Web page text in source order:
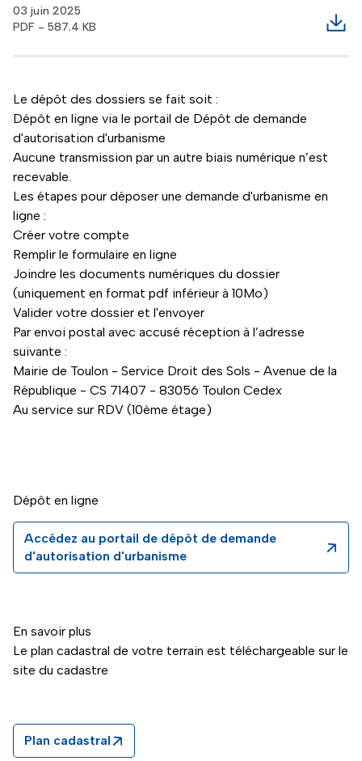
03 juin 2025
PDF - 587.4 KB
Le dépôt des dossiers se fait soit :
Dépôt en ligne via le portail de Dépôt de demande
d'autorisation d'urbanisme
Aucune transmission par un autre biais numérique n’est
recevable.
Les étapes pour déposer une demande d'urbanisme en
ligne :
Créer votre compte
Remplir le formulaire en ligne
Joindre les documents numériques du dossier
(uniquement en format pdf inférieur à 10Mo)
Valider votre dossier et l'envoyer
Par envoi postal avec accusé réception à l’adresse
suivante :
Mairie de Toulon - Service Droit des Sols - Avenue de la
République - CS 71407 - 83056 Toulon Cedex
Au service sur RDV (10ème étage)
Dépôt en ligne
Accédez au portail de dépôt de demande
d'autorisation d'urbanisme
En savoir plus
Le plan cadastral de votre terrain est téléchargeable sur le
site du cadastre
Plan cadastral